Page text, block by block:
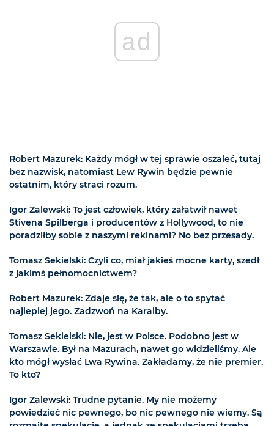
ad
Robert Mazurek: Każdy mógł w tej sprawie oszaleć, tutaj
bez nazwisk, natomiast Lew Rywin będzie pewnie
ostatnim, który straci rozum.
Igor Zalewski: To jest człowiek, który załatwił nawet
Stivena Spilberga i producentów z Hollywood, to nie
poradziłby sobie z naszymi rekinami? No bez przesady.
Tomasz Sekielski: Czyli co, miał jakieś mocne karty, szedł
z jakimś pełnomocnictwem?
Robert Mazurek: Zdaje się, że tak, ale o to spytać
najlepiej jego. Zadzwoń na Karaiby.
Tomasz Sekielski: Nie, jest w Polsce. Podobno jest w
Warszawie. Był na Mazurach, nawet go widzieliśmy. Ale
kto mógł wysłać Lwa Rywina. Zakładamy, że nie premier.
To kto?
Igor Zalewski: Trudne pytanie. My nie możemy
powiedzieć nic pewnego, bo nic pewnego nie wiemy. Są